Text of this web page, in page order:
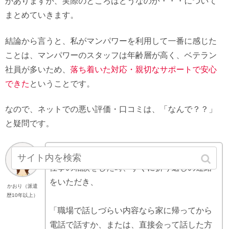
まとめていきます。
結論から言うと、私がマンパワーを利用して一番に感じた
ことは、マンパワーのスタッフは年齢層が高く、ベテラン
社員が多いため、 落ち着いた対応・親切なサポートで安心
できた ということです。
なので、ネットでの悪い評価・口コミは、「なんで？？」
と疑問です。
かおり（派遣
歴10年以上）
例えば、私がメールでマンパワーの担当者に
仕事の相談をした時、すぐに折り返しの連絡
をいただき、
「職場で話しづらい内容なら家に帰ってから
電話で話すか、または、直接会って話した方